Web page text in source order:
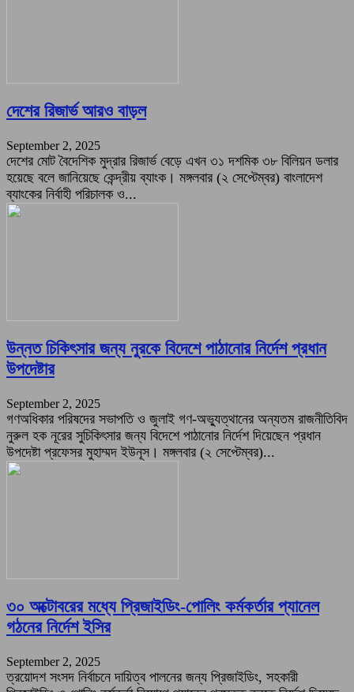
দেশের রিজার্ভ আরও বাড়ল
September 2, 2025
দেশের মোট বৈদেশিক মুদ্রার রিজার্ভ বেড়ে এখন ৩১ দশমিক ৩৮ বিলিয়ন ডলার
হয়েছে বলে জানিয়েছে কেন্দ্রীয় ব্যাংক। মঙ্গলবার (২ সেপ্টেম্বর) বাংলাদেশ
ব্যাংকের নির্বাহী পরিচালক ও...
উন্নত চিকিৎসার জন্য নুরকে বিদেশে পাঠানোর নির্দেশ প্রধান
উপদেষ্টার
September 2, 2025
গণঅধিকার পরিষদের সভাপতি ও জুলাই গণ-অভ্যুত্থানের অন্যতম রাজনীতিবিদ
নুরুল হক নূরের সুচিকিৎসার জন্য বিদেশে পাঠানোর নির্দেশ দিয়েছেন প্রধান
উপদেষ্টা প্রফেসর মুহাম্মদ ইউনূস। মঙ্গলবার (২ সেপ্টেম্বর)...
৩০ অক্টোবরের মধ্যে প্রিজাইডিং-পোলিং কর্মকর্তার প্যানেল
গঠনের নির্দেশ ইসির
September 2, 2025
ত্রয়োদশ সংসদ নির্বাচনে দায়িত্ব পালনের জন্য প্রিজাইডিং, সহকারী